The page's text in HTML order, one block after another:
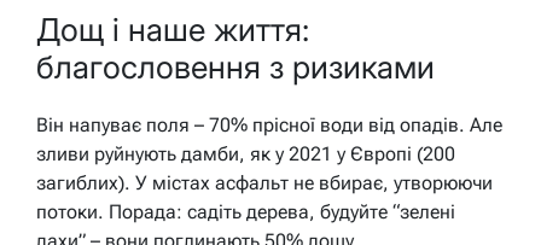
Дощ і наше життя:
благословення з ризиками
Він напуває поля – 70% прісної води від опадів. Але
зливи руйнують дамби, як у 2021 у Європі (200
загиблих). У містах асфальт не вбирає, утворюючи
потоки. Порада: садіть дерева, будуйте “зелені